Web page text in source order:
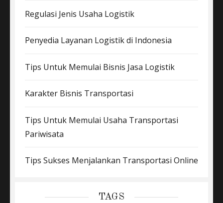
Regulasi Jenis Usaha Logistik
Penyedia Layanan Logistik di Indonesia
Tips Untuk Memulai Bisnis Jasa Logistik
Karakter Bisnis Transportasi
Tips Untuk Memulai Usaha Transportasi
Pariwisata
Tips Sukses Menjalankan Transportasi Online
TAGS